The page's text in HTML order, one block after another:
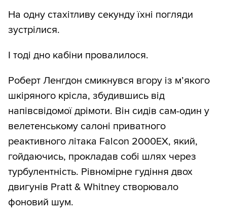
На одну стахітливу секунду їхні погляди
зустрілися.
І тоді дно кабіни провалилося.
Роберт Ленгдон смикнувся вгору із м’якого
шкіряного крісла, збудившись від
напівсвідомої дрімоти. Він сидів сам-один у
велетенському салоні приватного
реактивного літака Falcon 2000EX, який,
гойдаючись, прокладав собі шлях через
турбулентність. Рівномірне гудіння двох
двигунів Pratt & Whitney створювало
фоновий шум.